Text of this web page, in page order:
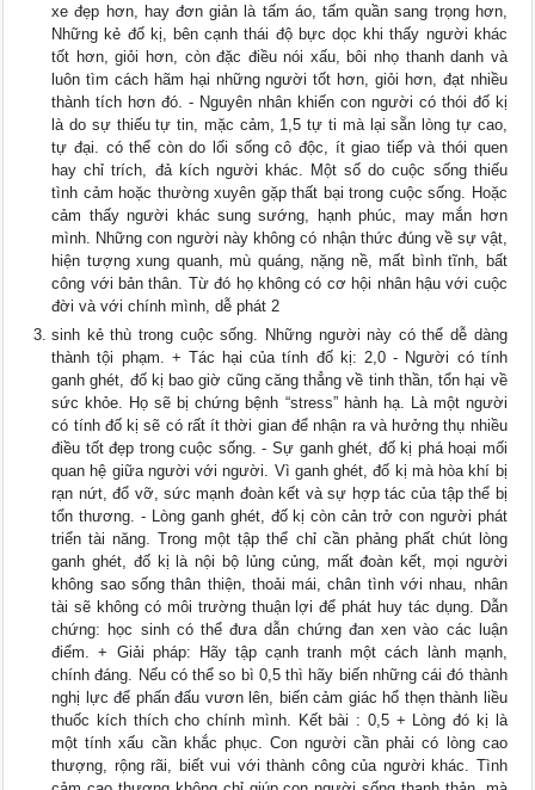
xe đẹp hơn, hay đơn giản là tấm áo, tấm quần sang trọng hơn,
Những kẻ đố kị, bên cạnh thái độ bực dọc khi thấy người khác
tốt hơn, giỏi hơn, còn đặc điều nói xấu, bôi nhọ thanh danh và
luôn tìm cách hãm hại những người tốt hơn, giỏi hơn, đạt nhiều
thành tích hơn đó. - Nguyên nhân khiến con người có thói đố kị
là do sự thiếu tự tin, mặc cảm, 1,5 tự ti mà lại sẵn lòng tự cao,
tự đại. có thể còn do lối sống cô độc, ít giao tiếp và thói quen
hay chỉ trích, đả kích người khác. Một số do cuộc sống thiếu
tình cảm hoặc thường xuyên gặp thất bại trong cuộc sống. Hoặc
cảm thấy người khác sung sướng, hạnh phúc, may mắn hơn
mình. Những con người này không có nhận thức đúng về sự vật,
hiện tượng xung quanh, mù quáng, nặng nề, mất bình tĩnh, bất
công với bản thân. Từ đó họ không có cơ hội nhân hậu với cuộc
đời và với chính mình, dễ phát 2
sinh kẻ thù trong cuộc sống. Những người này có thể dễ dàng
thành tội phạm. + Tác hại của tính đố kị: 2,0 - Người có tính
ganh ghét, đố kị bao giờ cũng căng thẳng về tinh thần, tổn hại về
sức khỏe. Họ sẽ bị chứng bệnh “stress” hành hạ. Là một người
có tính đố kị sẽ có rất ít thời gian để nhận ra và hưởng thụ nhiều
điều tốt đẹp trong cuộc sống. - Sự ganh ghét, đố kị phá hoại mối
quan hệ giữa người với người. Vì ganh ghét, đố kị mà hòa khí bị
rạn nứt, đổ vỡ, sức mạnh đoàn kết và sự hợp tác của tập thể bị
tổn thương. - Lòng ganh ghét, đố kị còn cản trở con người phát
triển tài năng. Trong một tập thể chỉ cần phảng phất chút lòng
ganh ghét, đố kị là nội bộ lủng củng, mất đoàn kết, mọi người
không sao sống thân thiện, thoải mái, chân tình với nhau, nhân
tài sẽ không có môi trường thuận lợi để phát huy tác dụng. Dẫn
chứng: học sinh có thể đưa dẫn chứng đan xen vào các luận
điểm. + Giải pháp: Hãy tập cạnh tranh một cách lành mạnh,
chính đáng. Nếu có thể so bì 0,5 thì hãy biến những cái đó thành
nghị lực để phấn đấu vươn lên, biến cảm giác hổ thẹn thành liều
thuốc kích thích cho chính mình. Kết bài : 0,5 + Lòng đó kị là
một tính xấu cần khắc phục. Con người cần phải có lòng cao
thượng, rộng rãi, biết vui với thành công của người khác. Tình